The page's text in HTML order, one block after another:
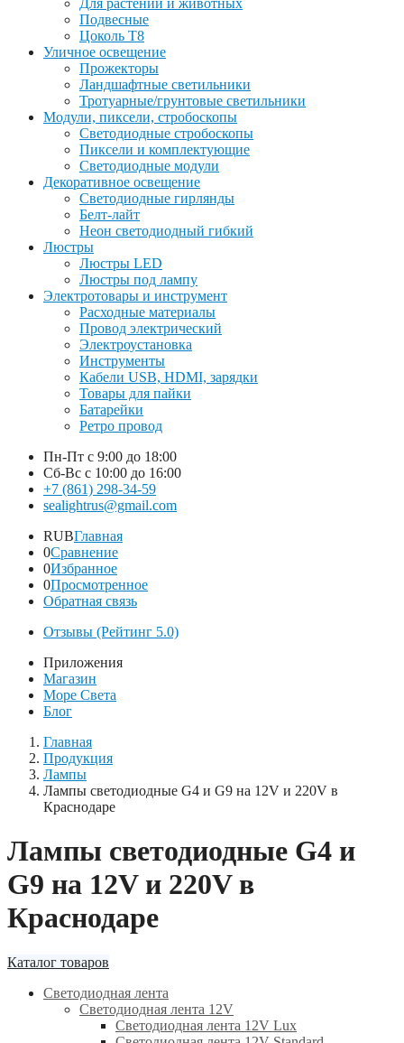
Для растений и животных
Подвесные
Цоколь T8
Уличное освещение
Прожекторы
Ландшафтные светильники
Тротуарные/грунтовые светильники
Модули, пиксели, стробоскопы
Светодиодные стробоскопы
Пиксели и комплектующие
Светодиодные модули
Декоративное освещение
Светодиодные гирлянды
Белт-лайт
Неон светодиодный гибкий
Люстры
Люстры LED
Люстры под лампу
Электротовары и инструмент
Расходные материалы
Провод электрический
Электроустановка
Инструменты
Кабели USB, HDMI, зарядки
Товары для пайки
Батарейки
Ретро провод
Пн-Пт с 9:00 до 18:00
Сб-Вс с 10:00 до 16:00
+7 (861) 298-34-59
sealightrus@gmail.com
RUBГлавная
0Сравнение
0Избранное
0Просмотренное
Обратная связь
Отзывы (Рейтинг 5.0)
Приложения
Магазин
Море Света
Блог
Главная
Продукция
Лампы
Лампы светодиодные G4 и G9 на 12V и 220V в
Краснодаре
Лампы светодиодные G4 и
G9 на 12V и 220V в
Краснодаре
Каталог товаров
Светодиодная лента
Светодиодная лента 12V
Светодиодная лента 12V Lux